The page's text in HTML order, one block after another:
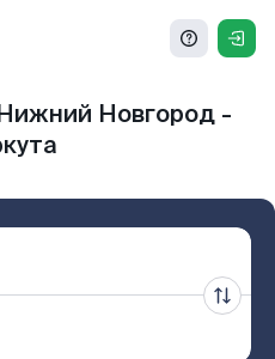
Новгород -